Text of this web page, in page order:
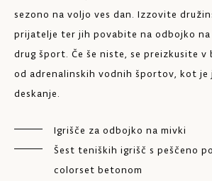
sezono na voljo ves dan. Izzovite
prijatelje ter jih povabite na odbojko na
drug šport. Če še niste, se preizkusite v
od adrenalinskih vodnih športov, kot je
deskanje.
Igrišče za odbojko na mivki
Šest teniških igrišč s peščeno
colorset betonom